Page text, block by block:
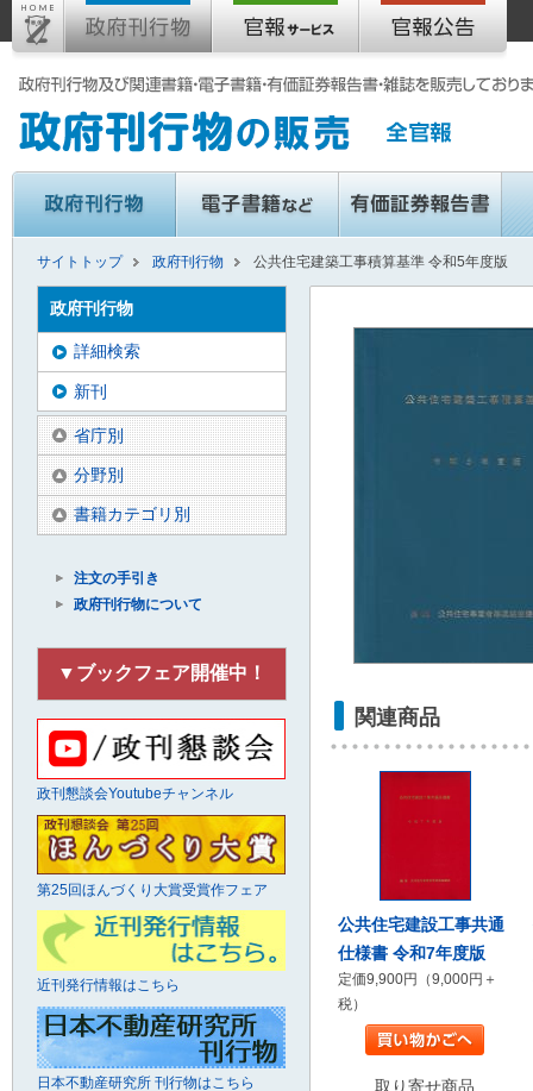
サイトトップ 政府刊行物 公共住宅建築工事積算基準 令和5年度版
関連商品
公共住宅建設工事共通
仕様書 令和7年度版
定価9,900円（9,000円＋
税）
取り寄せ商品
政府刊行物
詳細検索
新刊
省庁別
分野別
書籍カテゴリ別
注文の手引き
政府刊行物について
▼ブックフェア開催中！
政刊懇談会Youtubeチャンネル
第25回ほんづくり大賞受賞作フェア
近刊発行情報はこちら
日本不動産研究所 刊行物はこちら